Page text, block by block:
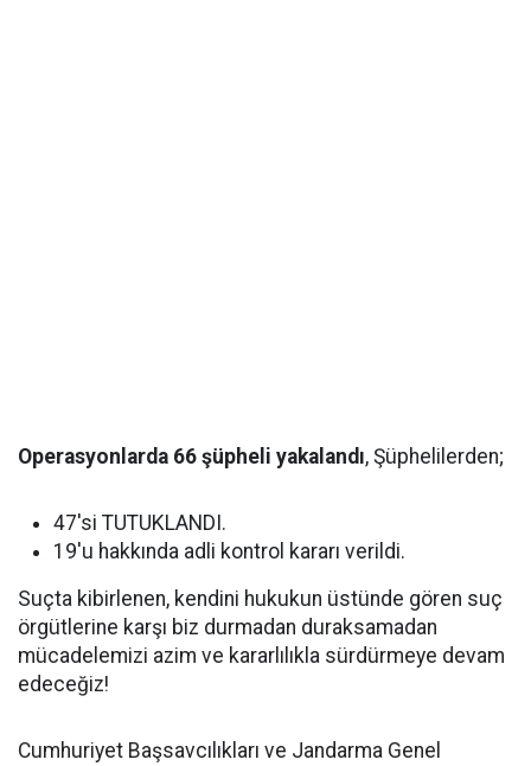
Operasyonlarda 66 şüpheli yakalandı, Şüphelilerden;
47'si TUTUKLANDI.
19'u hakkında adli kontrol kararı verildi.
Suçta kibirlenen, kendini hukukun üstünde gören suç
örgütlerine karşı biz durmadan duraksamadan
mücadelemizi azim ve kararlılıkla sürdürmeye devam
edeceğiz!
Cumhuriyet Başsavcılıkları ve Jandarma Genel